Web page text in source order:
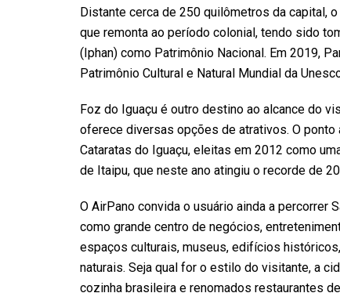
Distante cerca de 250 quilômetros da capital,
que remonta ao período colonial, tendo sido
(Iphan) como Patrimônio Nacional. Em 2019,
Patrimônio Cultural e Natural Mundial da
Foz do Iguaçu é outro destino ao alcance do
oferece diversas opções de atrativos. O
Cataratas do Iguaçu, eleitas em 2012 como
de Itaipu, que neste ano atingiu o recorde de
O AirPano convida o usuário ainda a percorrer
como grande centro de negócios,
espaços culturais, museus, edifícios
naturais. Seja qual for o estilo do visitante, a
cozinha brasileira e renomados restaurantes